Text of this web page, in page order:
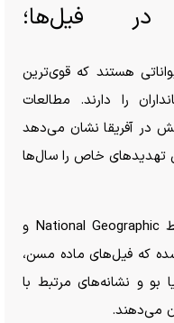
فیل‌ها؛
هستند که قوی‌ترین
را دارند. مطالعات
در آفریقا نشان می‌دهد
تهدید‌های خاص را سال‌ها
در مستند‌های علمی منتشرشده توسط National Geographic و
که فیل‌های ماده مسن،
بو و نشانه‌های مرتبط با
می‌دهند.